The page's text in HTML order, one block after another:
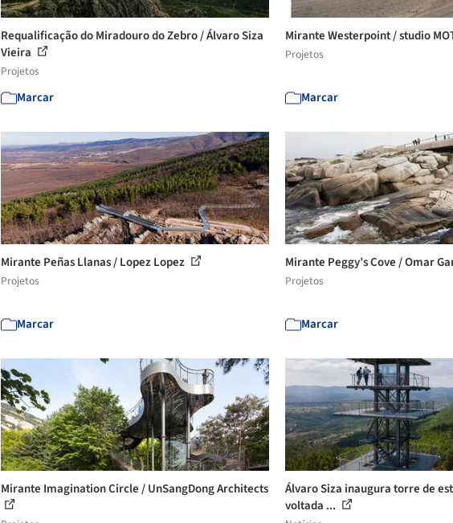
Requalificação do Miradouro do Zebro / Álvaro Siza
Vieira
Projetos
Marcar
Mirante Westerpoint / studio
Projetos
Marcar
Mirante Peñas Llanas / Lopez Lopez
Projetos
Marcar
Mirante Peggy’s Cove / Omar
Projetos
Marcar
Mirante Imagination Circle / UnSangDong Architects
Álvaro Siza inaugura torre de
voltada ...